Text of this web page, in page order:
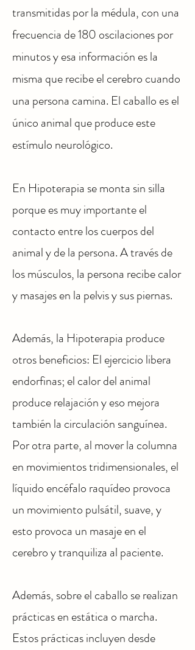
transmitidas por la médula, con una
frecuencia de 180 oscilaciones por
minutos y esa información es la
misma que recibe el cerebro cuando
una persona camina. El caballo es el
único animal que produce este
estímulo neurológico.
En Hipoterapia se monta sin silla
porque es muy importante el
contacto entre los cuerpos del
animal y de la persona. A través de
los músculos, la persona recibe calor
y masajes en la pelvis y sus piernas.
Además, la Hipoterapia produce
otros beneficios: El ejercicio libera
endorfinas; el calor del animal
produce relajación y eso mejora
también la circulación sanguínea.
Por otra parte, al mover la columna
en movimientos tridimensionales, el
líquido encéfalo raquídeo provoca
un movimiento pulsátil, suave, y
esto provoca un masaje en el
cerebro y tranquiliza al paciente.
Además, sobre el caballo se realizan
prácticas en estática o marcha.
Estos prácticas incluyen desde